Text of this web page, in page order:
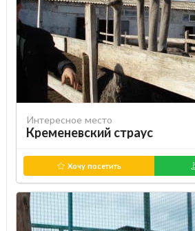
Интересное место
Кременевский страус
Хочу посетить